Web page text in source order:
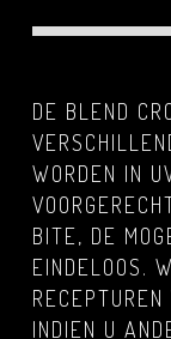
DE BLEND
WORDEN IN
BITE, DE
EINDELOOS.
INDIEN U